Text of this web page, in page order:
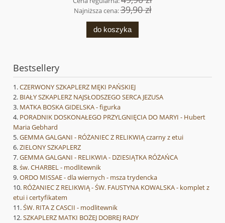
Najniższa cena:39,90 zł
do koszyka
Bestsellery
CZERWONY SZKAPLERZ MĘKI PAŃSKIEJ
BIAŁY SZKAPLERZ NAJSŁODSZEGO SERCA JEZUSA
MATKA BOSKA GIDELSKA - figurka
PORADNIK DOSKONAŁEGO PRZYLGNIĘCIA DO MARYI - Hubert
Maria Gebhard
GEMMA GALGANI - RÓŻANIEC Z RELIKWIĄ czarny z etui
ZIELONY SZKAPLERZ
GEMMA GALGANI - RELIKWIA - DZIESIĄTKA RÓŻAŃCA
św. CHARBEL - modlitewnik
ORDO MISSAE - dla wiernych - msza trydencka
RÓŻANIEC Z RELIKWIĄ - ŚW. FAUSTYNA KOWALSKA - komplet z
etui i certyfikatem
ŚW. RITA Z CASCII - modlitewnik
SZKAPLERZ MATKI BOŻEJ DOBREJ RADY